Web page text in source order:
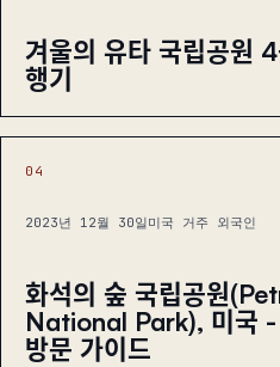
겨울의 유타 국립공원
행기
04
2023년 12월 30일미국 거주 외국인
화석의 숲 국립공원
National Park), 미국 -
방문 가이드